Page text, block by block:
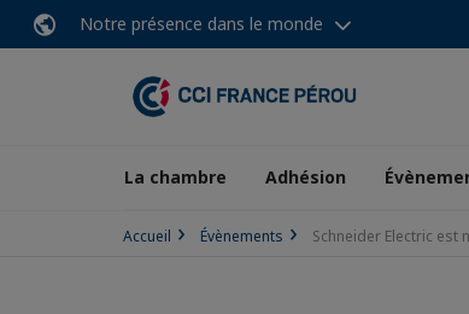
Notre présence dans le monde
La chambre Adhésion
Accueil Évènements Schneider Electric